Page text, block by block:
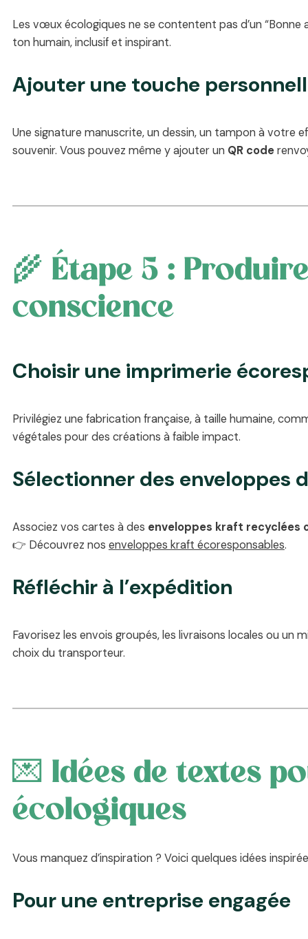
Les vœux écologiques ne se contentent pas d’un “Bonne
ton humain, inclusif et inspirant.
Ajouter une touche
Une signature manuscrite, un dessin, un tampon à votre
souvenir. Vous pouvez même y ajouter un QR code
🌾 Étape 5 :
conscience
Choisir une imprimerie
Privilégiez une fabrication française, à taille humaine,
végétales pour des créations à faible impact.
Sélectionner des enveloppes
Associez vos cartes à des enveloppes kraft recyclées
👉 Découvrez nos enveloppes kraft écoresponsables.
Réfléchir à l’expédition
Favorisez les envois groupés, les livraisons locales ou
choix du transporteur.
💌 Idées de textes
écologiques
Vous manquez d’inspiration ? Voici quelques idées
Pour une entreprise engagée